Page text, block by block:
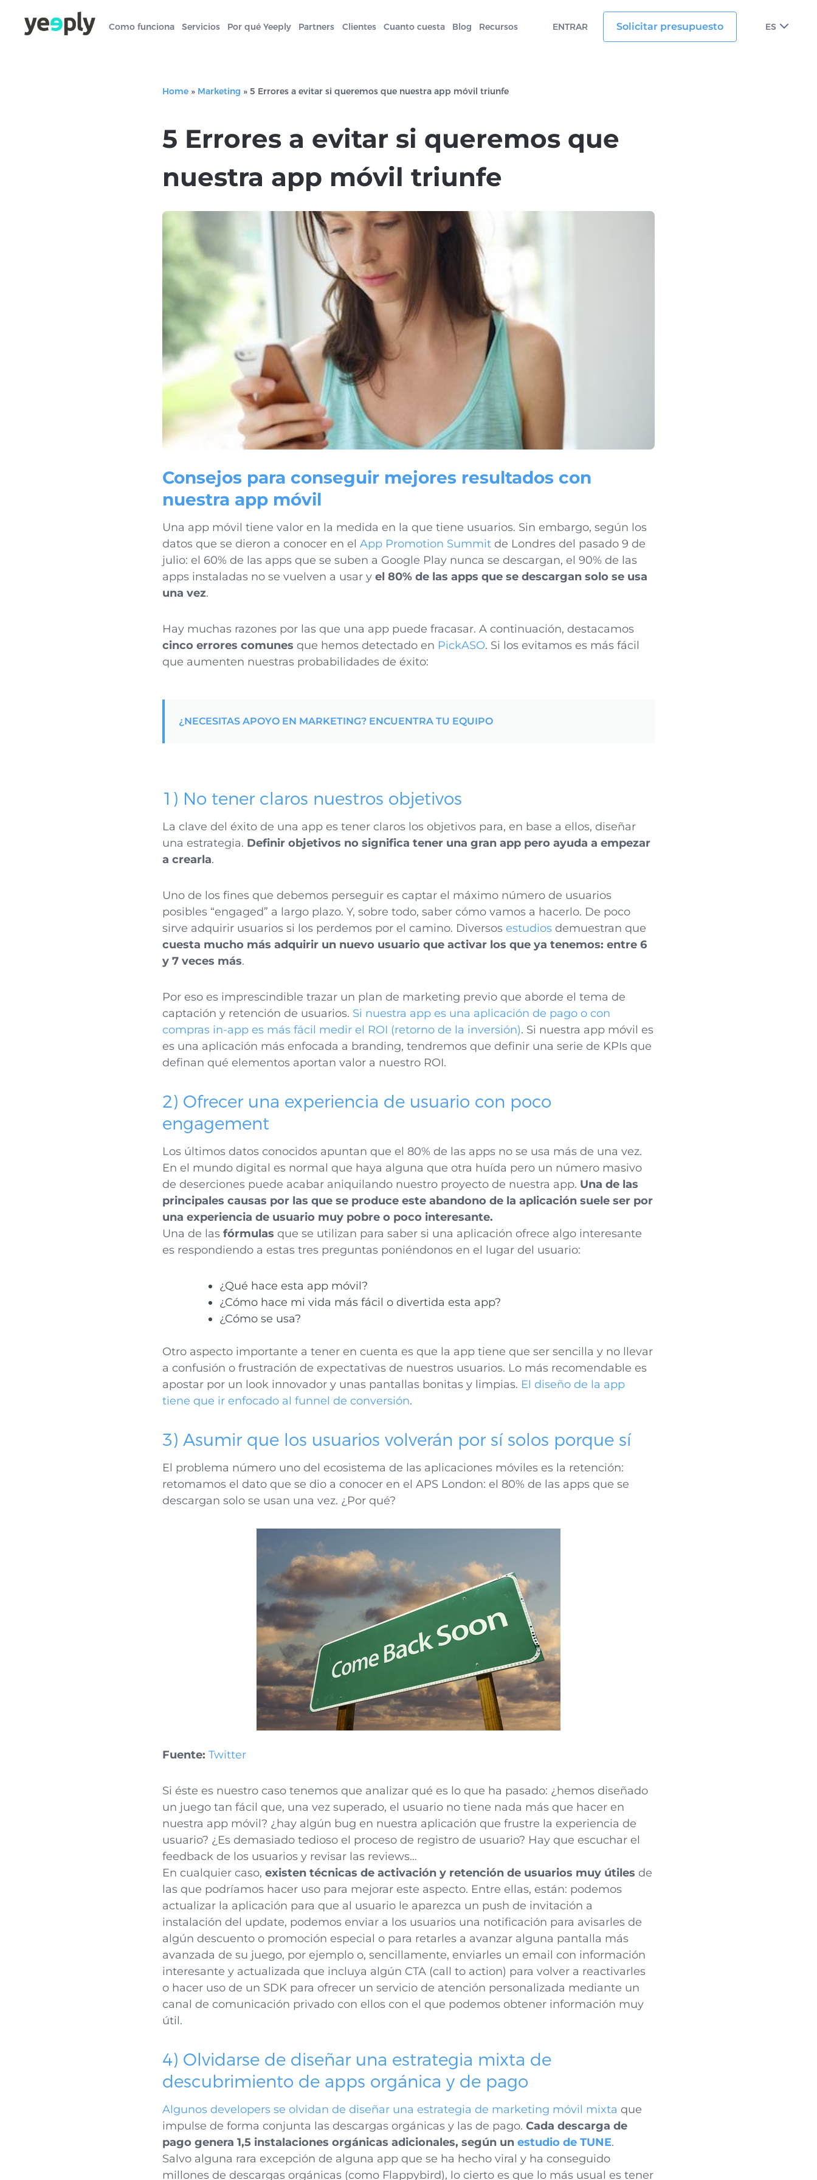
Como funciona Servicios Por qué Yeeply Partners Clientes Cuanto cuesta Blog Recursos ENTRAR Solicitar presupuesto ES
Home » Marketing » 5 Errores a evitar si queremos que nuestra app móvil triunfe
5 Errores a evitar si queremos que
nuestra app móvil triunfe
Consejos para conseguir mejores resultados con
nuestra app móvil
Una app móvil tiene valor en la medida en la que tiene usuarios. Sin embargo, según los
datos que se dieron a conocer en el App Promotion Summit de Londres del pasado 9 de
julio: el 60% de las apps que se suben a Google Play nunca se descargan, el 90% de las
apps instaladas no se vuelven a usar y el 80% de las apps que se descargan solo se usa
una vez.
Hay muchas razones por las que una app puede fracasar. A continuación, destacamos
cinco errores comunes que hemos detectado en PickASO. Si los evitamos es más fácil
que aumenten nuestras probabilidades de éxito:
¿NECESITAS APOYO EN MARKETING? ENCUENTRA TU EQUIPO
1) No tener claros nuestros objetivos
La clave del éxito de una app es tener claros los objetivos para, en base a ellos, diseñar
una estrategia. Definir objetivos no significa tener una gran app pero ayuda a empezar
a crearla.
Uno de los fines que debemos perseguir es captar el máximo número de usuarios
posibles “engaged” a largo plazo. Y, sobre todo, saber cómo vamos a hacerlo. De poco
sirve adquirir usuarios si los perdemos por el camino. Diversos estudios demuestran que
cuesta mucho más adquirir un nuevo usuario que activar los que ya tenemos: entre 6
y 7 veces más.
Por eso es imprescindible trazar un plan de marketing previo que aborde el tema de
captación y retención de usuarios. Si nuestra app es una aplicación de pago o con
compras in-app es más fácil medir el ROI (retorno de la inversión). Si nuestra app móvil es
es una aplicación más enfocada a branding, tendremos que definir una serie de KPIs que
definan qué elementos aportan valor a nuestro ROI.
2) Ofrecer una experiencia de usuario con poco
engagement
Los últimos datos conocidos apuntan que el 80% de las apps no se usa más de una vez.
En el mundo digital es normal que haya alguna que otra huída pero un número masivo
de deserciones puede acabar aniquilando nuestro proyecto de nuestra app. Una de las
principales causas por las que se produce este abandono de la aplicación suele ser por
una experiencia de usuario muy pobre o poco interesante.
Una de las fórmulas que se utilizan para saber si una aplicación ofrece algo interesante
es respondiendo a estas tres preguntas poniéndonos en el lugar del usuario:
¿Qué hace esta app móvil?
¿Cómo hace mi vida más fácil o divertida esta app?
¿Cómo se usa?
Otro aspecto importante a tener en cuenta es que la app tiene que ser sencilla y no llevar
a confusión o frustración de expectativas de nuestros usuarios. Lo más recomendable es
apostar por un look innovador y unas pantallas bonitas y limpias. El diseño de la app
tiene que ir enfocado al funnel de conversión.
3) Asumir que los usuarios volverán por sí solos porque sí
El problema número uno del ecosistema de las aplicaciones móviles es la retención:
retomamos el dato que se dio a conocer en el APS London: el 80% de las apps que se
descargan solo se usan una vez. ¿Por qué?
Fuente: Twitter
Si éste es nuestro caso tenemos que analizar qué es lo que ha pasado: ¿hemos diseñado
un juego tan fácil que, una vez superado, el usuario no tiene nada más que hacer en
nuestra app móvil? ¿hay algún bug en nuestra aplicación que frustre la experiencia de
usuario? ¿Es demasiado tedioso el proceso de registro de usuario? Hay que escuchar el
feedback de los usuarios y revisar las reviews…
En cualquier caso, existen técnicas de activación y retención de usuarios muy útiles de
las que podríamos hacer uso para mejorar este aspecto. Entre ellas, están: podemos
actualizar la aplicación para que al usuario le aparezca un push de invitación a
instalación del update, podemos enviar a los usuarios una notificación para avisarles de
algún descuento o promoción especial o para retarles a avanzar alguna pantalla más
avanzada de su juego, por ejemplo o, sencillamente, enviarles un email con información
interesante y actualizada que incluya algún CTA (call to action) para volver a reactivarles
o hacer uso de un SDK para ofrecer un servicio de atención personalizada mediante un
canal de comunicación privado con ellos con el que podemos obtener información muy
útil.
4) Olvidarse de diseñar una estrategia mixta de
descubrimiento de apps orgánica y de pago
Algunos developers se olvidan de diseñar una estrategia de marketing móvil mixta que
impulse de forma conjunta las descargas orgánicas y las de pago. Cada descarga de
pago genera 1,5 instalaciones orgánicas adicionales, según un estudio de TUNE.
Salvo alguna rara excepción de alguna app que se ha hecho viral y ha conseguido
millones de descargas orgánicas (como Flappybird), lo cierto es que lo más usual es tener